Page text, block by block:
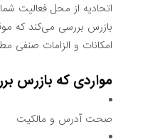
اتحادیه از محل فعالیت
بازرس بررسی می‌کند که
امکانات و الزامات صنفی
مواردی که بازرس
صحت آدرس و مالکیت